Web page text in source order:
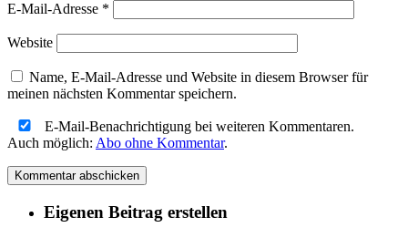
E-Mail-Adresse *
Website
Name, E-Mail-Adresse und Website in diesem Browser für
meinen nächsten Kommentar speichern.
E-Mail-Benachrichtigung bei weiteren Kommentaren.
Auch möglich: Abo ohne Kommentar.
Eigenen Beitrag erstellen